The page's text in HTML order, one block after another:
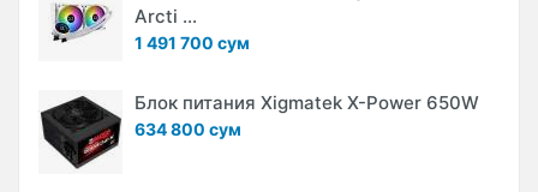
Arcti ...
1 491 700 сум
Блок питания Xigmatek X-Power 650W
634 800 сум